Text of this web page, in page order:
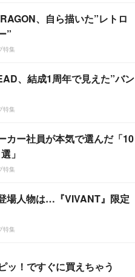
、自ら描いた”レトロ
”
特集
、結成1周年で見えた”バン
特集
カー社員が本気で選んだ「10
」
特集
場人物は…『VIVANT』限定
特集
ッ！ですぐに買えちゃう